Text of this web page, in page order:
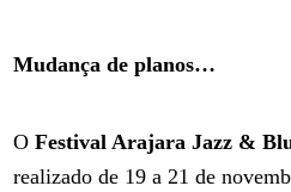
Mudança de planos…
OFestival Arajara Jazz &
realizado de 19 a 21 de